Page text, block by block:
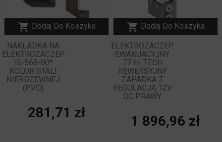
 Dodaj Do Koszyka
NAKŁADKA NA
ELEKTROZACZEP
IS-568-00*
KOLOR STALI
NIERDZEWNEJ
(PVD)
Cena
281,71 zł
 Dodaj Do Koszyka
ELEKTROZACZEP
EWAKUACYJNY
77 HI TECH
REWERSYJNY
ZAPADKA Z
REGULACJĄ 12V
DC PRAWY
Cena
1 896,96 zł